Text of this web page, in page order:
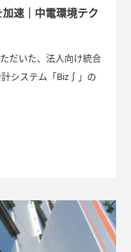
速｜中電環境テク
だいた、法人向け統合
計システム「Biz∫」の